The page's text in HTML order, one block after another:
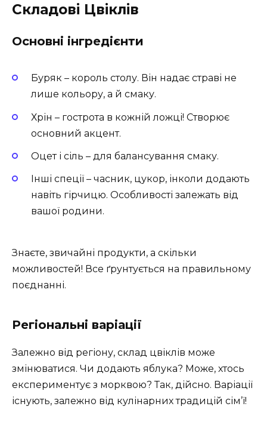
Складові Цвіклів
Основні інгредієнти
Буряк – король столу. Він надає страві не
лише кольору, а й смаку.
Хрін – гострота в кожній ложці! Створює
основний акцент.
Оцет і сіль – для балансування смаку.
Інші спеції – часник, цукор, інколи додають
навіть гірчицю. Особливості залежать від
вашої родини.
Знаєте, звичайні продукти, а скільки
можливостей! Все ґрунтується на правильному
поєднанні.
Регіональні варіації
Залежно від регіону, склад цвіклів може
змінюватися. Чи додають яблука? Може, хтось
експериментує з морквою? Так, дійсно. Варіації
існують, залежно від кулінарних традицій сім’ї!